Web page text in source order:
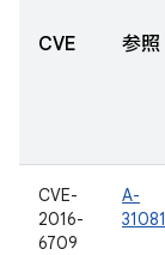
CVE 参照
CVE-
2016-
6709
A-